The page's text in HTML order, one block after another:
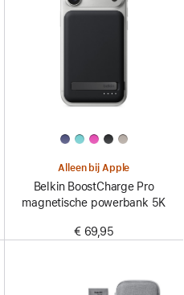
Alleen bij Apple
Belkin BoostCharge Pro
magnetische powerbank 5K
€ 69,95